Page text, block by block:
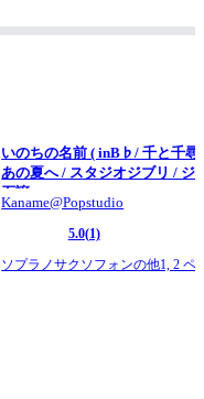
いのちの名前 ( inB♭/ 千と千尋
あの夏へ / スタジオジブリ / ジ
石譲
Kaname@Popstudio
5.0(1)
ソプラノサクソフォンの他1,2 ペ